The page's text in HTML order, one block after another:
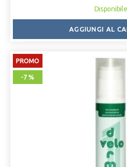
Disponibile
AGGIUNGI AL
PROMO
-7 %